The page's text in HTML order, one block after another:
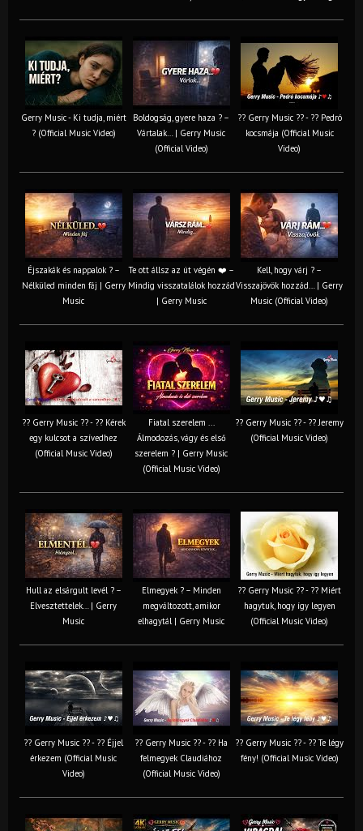
Gerry Music - Ki tudja, miért
? (Official Music Video)
Boldogság, gyere haza ? –
Vártalak… | Gerry Music
(Official Video)
?? Gerry Music ?? - ?? Pedró
kocsmája (Official Music
Video)
Éjszakák és nappalok ? –
Nélküled minden fáj | Gerry
Music
Te ott állsz az út végén ❤️ –
Mindig visszatalálok hozzád
| Gerry Music
Kell, hogy várj ? –
Visszajövök hozzád… | Gerry
Music (Official Video)
?? Gerry Music ?? - ?? Kérek
egy kulcsot a szívedhez
(Official Music Video)
Fiatal szerelem ...
Álmodozás, vágy és első
szerelem ? | Gerry Music
(Official Music Video)
?? Gerry Music ?? - ?? Jeremy
(Official Music Video)
Hull az elsárgult levél ? –
Elvesztettelek… | Gerry
Music
Elmegyek ? – Minden
megváltozott, amikor
elhagytál | Gerry Music
?? Gerry Music ?? - ?? Miért
hagytuk, hogy így legyen
(Official Music Video)
?? Gerry Music ?? - ?? Éjjel
érkezem (Official Music
Video)
?? Gerry Music ?? - ?? Ha
felmegyek Claudiához
(Official Music Video)
?? Gerry Music ?? - ?? Te légy
fény! (Official Music Video)